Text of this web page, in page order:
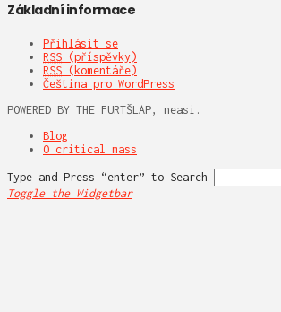
Základní informace
Přihlásit se
RSS (příspěvky)
RSS (komentáře)
Čeština pro WordPress
POWERED BY THE FURTŠLAP, neasi.
Blog
O critical mass
Type and Press “enter” to Search
Toggle the Widgetbar